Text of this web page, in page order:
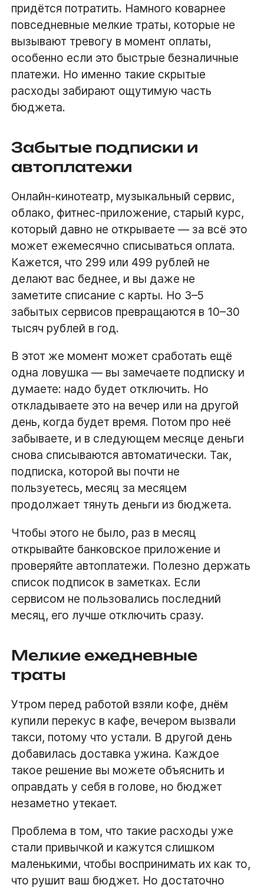
придётся потратить. Намного коварнее
повседневные мелкие траты, которые не
вызывают тревогу в момент оплаты,
особенно если это быстрые безналичные
платежи. Но именно такие скрытые
расходы забирают ощутимую часть
бюджета.
Забытые подписки и
автоплатежи
Онлайн-кинотеатр, музыкальный сервис,
облако, фитнес-приложение, старый курс,
который давно не открываете — за всё это
может ежемесячно списываться оплата.
Кажется, что 299 или 499 рублей не
делают вас беднее, и вы даже не
заметите списание с карты. Но 3–5
забытых сервисов превращаются в 10–30
тысяч рублей в год.
В этот же момент может сработать ещё
одна ловушка — вы замечаете подписку и
думаете: надо будет отключить. Но
откладываете это на вечер или на другой
день, когда будет время. Потом про неё
забываете, и в следующем месяце деньги
снова списываются автоматически. Так,
подписка, которой вы почти не
пользуетесь, месяц за месяцем
продолжает тянуть деньги из бюджета.
Чтобы этого не было, раз в месяц
открывайте банковское приложение и
проверяйте автоплатежи. Полезно держать
список подписок в заметках. Если
сервисом не пользовались последний
месяц, его лучше отключить сразу.
Мелкие ежедневные
траты
Утром перед работой взяли кофе, днём
купили перекус в кафе, вечером вызвали
такси, потому что устали. В другой день
добавилась доставка ужина. Каждое
такое решение вы можете объяснить и
оправдать у себя в голове, но бюджет
незаметно утекает.
Проблема в том, что такие расходы уже
стали привычкой и кажутся слишком
маленькими, чтобы воспринимать их как то,
что рушит ваш бюджет. Но достаточно